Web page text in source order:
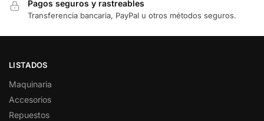
Pagos seguros y rastreables
Transferencia bancaria, PayPal u otros métodos seguros.
LISTADOS
Maquinaria
Accesorios
Repuestos